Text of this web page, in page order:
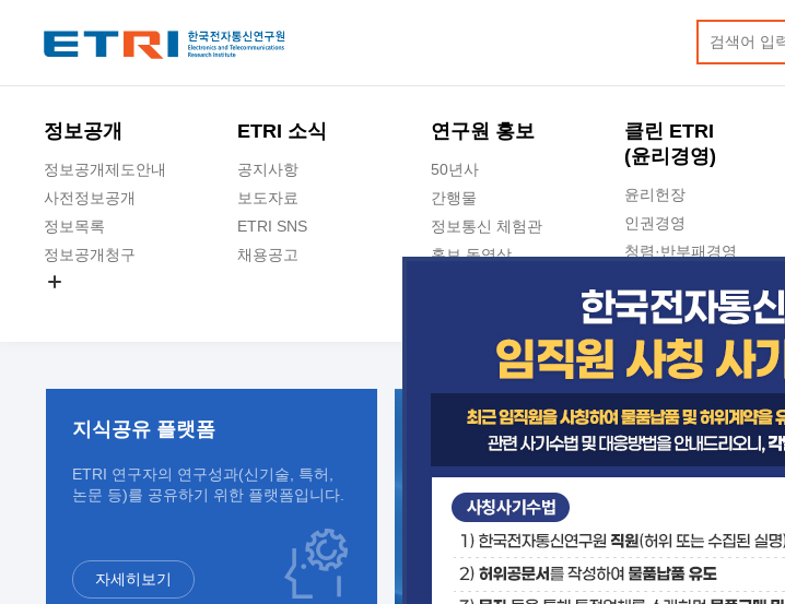
정보공개
정보공개제도안내
사전정보공개
정보목록
정보공개청구
ETRI 소식
공지사항
보도자료
ETRI SNS
채용공고
연구원 홍보
50년사
간행물
정보통신 체험관
홍보 동영상
클린 ETRI
(윤리경영)
윤리헌장
인권경영
청렴·반부패경영
청렴포털 신고
수의계약 현황
부패징계 현황
감사결과공개
지식공유 플랫폼
ETRI 연구자의 연구성과(신기술, 특허,
논문 등)를 공유하기 위한 플랫폼입니다.
자세히보기